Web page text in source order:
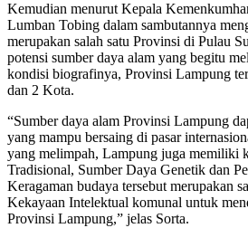
Kemudian menurut Kepala
Lumban Tobing dalam sambutannya
merupakan salah satu Provinsi di Pulau
potensi sumber daya alam yang begitu
kondisi biografinya, Provinsi Lampung
dan 2 Kota.
“Sumber daya alam Provinsi Lampung
yang mampu bersaing di pasar
yang melimpah, Lampung juga memiliki
Tradisional, Sumber Daya Genetik dan
Keragaman budaya tersebut merupakan
Kekayaan Intelektual komunal untuk
Provinsi Lampung,” jelas Sorta.